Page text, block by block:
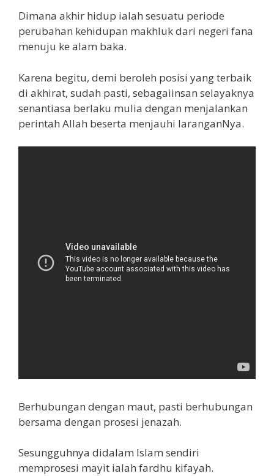
Dimana akhir hidup ialah sesuatu periode
perubahan kehidupan makhluk dari negeri fana
menuju ke alam baka.
Karena begitu, demi beroleh posisi yang terbaik
di akhirat, sudah pasti, sebagaiinsan selayaknya
senantiasa berlaku mulia dengan menjalankan
perintah Allah beserta menjauhi laranganNya.
Berhubungan dengan maut, pasti berhubungan
bersama dengan prosesi jenazah.
Sesungguhnya didalam Islam sendiri
memprosesi mayit ialah fardhu kifayah.